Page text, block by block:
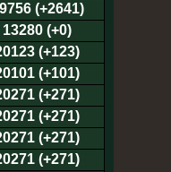
(+2641)
(+0)
(+123)
(+101)
(+271)
(+271)
(+271)
(+271)